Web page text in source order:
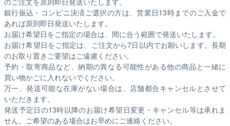
銀行振込・コンビニ決済ご選択の方は、営業日13時までのご入金で
あれば原則即日発送いたします。
お届け希望日をご指定の場合は、間に合う範囲で発送いたします。
お届け希望日をご指定は、ご注文から7日以内でお願いします。長期
のお取り置きご要望はご遠慮ください。
予約・取寄商品など、納期の異なる可能性がある他の商品と一緒に
買い物かごに入れないでください。
万一、発送可能な在庫がない場合は、店舗都合キャンセルとさせて
いただきます。
発送予定日の13時以降のお届け希望日変更・キャンセル等は承れま
せん。ご希望のある場合はお早めにご連絡ください。